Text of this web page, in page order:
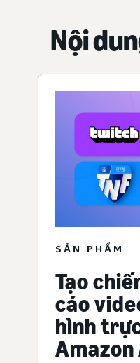
Nội
SẢN PHẨM
Tạo
cáo
hình
Amazon